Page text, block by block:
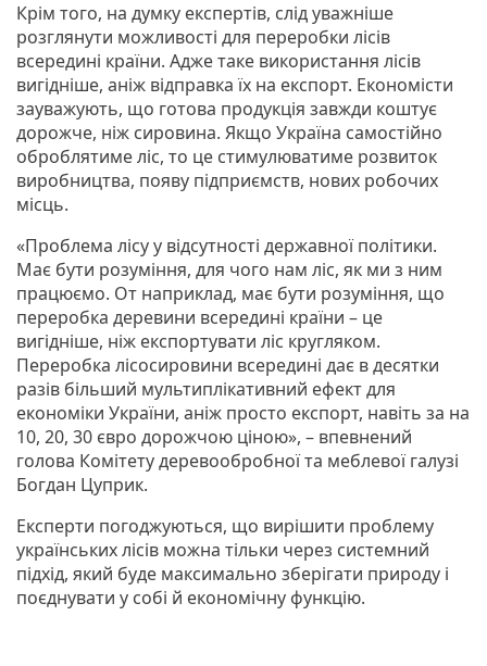
Крім того, на думку експертів, слід уважніше
розглянути можливості для переробки лісів
всередині країни. Адже таке використання лісів
вигідніше, аніж відправка їх на експорт. Економісти
зауважують, що готова продукція завжди коштує
дорожче, ніж сировина. Якщо Україна самостійно
оброблятиме ліс, то це стимулюватиме розвиток
виробництва, появу підприємств, нових робочих
місць.
«Проблема лісу у відсутності державної політики.
Має бути розуміння, для чого нам ліс, як ми з ним
працюємо. От наприклад, має бути розуміння, що
переробка деревини всередині країни – це
вигідніше, ніж експортувати ліс кругляком.
Переробка лісосировини всередині дає в десятки
разів більший мультиплікативний ефект для
економіки України, аніж просто експорт, навіть за на
10, 20, 30 євро дорожчою ціною», – впевнений
голова Комітету деревообробної та меблевої галузі
Богдан Цуприк.
Експерти погоджуються, що вирішити проблему
українських лісів можна тільки через системний
підхід, який буде максимально зберігати природу і
поєднувати у собі й економічну функцію.